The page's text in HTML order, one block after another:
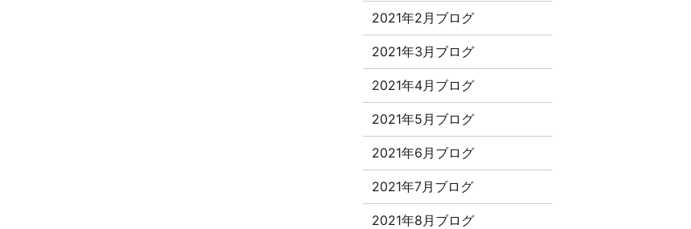
2021年2月ブログ
2021年3月ブログ
2021年4月ブログ
2021年5月ブログ
2021年6月ブログ
2021年7月ブログ
2021年8月ブログ